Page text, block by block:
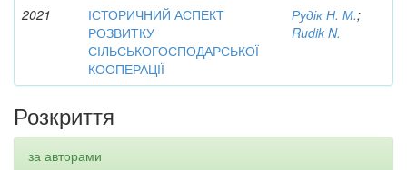
2021
ІСТОРИЧНИЙ АСПЕКТ
РОЗВИТКУ
СІЛЬСЬКОГОСПОДАРСЬКОЇ
КООПЕРАЦІЇ
Рудік Н. М.;
Rudik N.
Розкриття
за авторами